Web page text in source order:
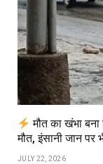
मौत का खंभा
मौत, इंसानी जान पर
JULY 22, 2026